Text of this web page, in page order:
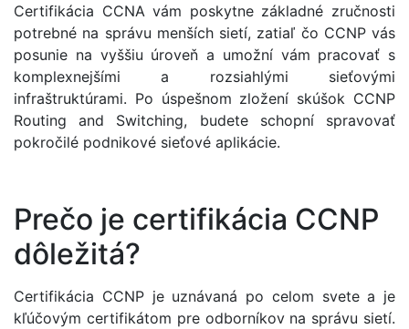
Certifikácia CCNA vám poskytne základné zručnosti
potrebné na správu menších sietí, zatiaľ čo CCNP vás
posunie na vyššiu úroveň a umožní vám pracovať s
komplexnejšími a rozsiahlými sieťovými
infraštruktúrami. Po úspešnom zložení skúšok CCNP
Routing and Switching, budete schopní spravovať
pokročilé podnikové sieťové aplikácie.
Prečo je certifikácia CCNP
dôležitá?
Certifikácia CCNP je uznávaná po celom svete a je
kľúčovým certifikátom pre odborníkov na správu sietí.